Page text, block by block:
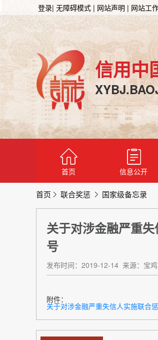
登录| 无障碍模式 | 网站声明 | 网站工
信用中
首页 信息公开
首页 联合奖惩 国家级备忘录
关于对涉金融严重
号
发布时间：2019-12-14 来源：宝
附件：
关于对涉金融严重失信人实施联合